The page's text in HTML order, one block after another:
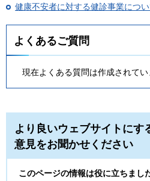
健康不安者に対する健診事業につ
よくあるご質問
現在よくある質問は作成されてい
より良いウェブサイトにす
意見をお聞かせください
このページの情報は役に立ちまし